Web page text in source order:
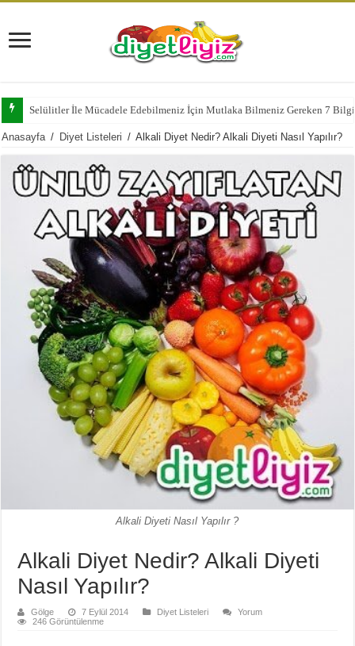
Tatlı Yeme İstediğinizi Şıp Diye Kesecek 11 Sağlıklı Alternatif
Anasayfa / Diyet Listeleri / Alkali Diyet Nedir? Alkali Diyeti Nasıl Yapılır?
Alkali Diyeti Nasıl Yapılır ?
Alkali Diyet Nedir? Alkali Diyeti
Nasıl Yapılır?
Gölge 7 Eylül 2014 Diyet Listeleri
Yorum
246 Görüntülenme